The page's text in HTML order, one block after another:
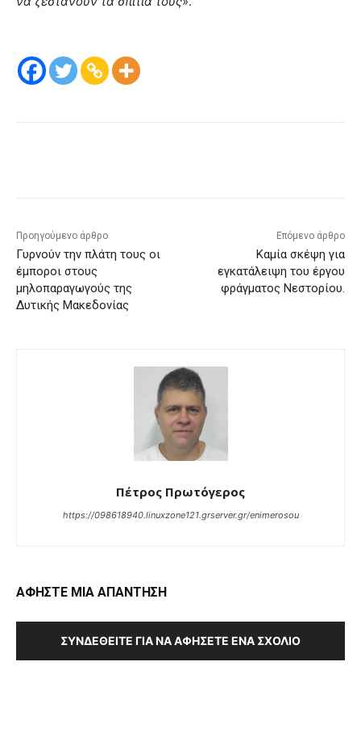
Προηγούμενο άρθρο
Γυρνούν την πλάτη τους οι
έμποροι στους
μηλοπαραγωγούς της
Δυτικής Μακεδονίας
Επόμενο άρθρο
Καμία σκέψη για
εγκατάλειψη του έργου
φράγματος Νεστορίου.
Πέτρος Πρωτόγερος
https://098618940.linuxzone121.grserver.gr/enimerosou
ΑΦΗΣΤΕ ΜΙΑ ΑΠΑΝΤΗΣΗ
ΣΥΝΔΕΘΕΊΤΕ ΓΙΑ ΝΑ ΑΦΉΣΕΤΕ ΈΝΑ ΣΧΌΛΙΟ